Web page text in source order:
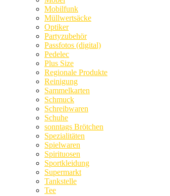
Mobilfunk
Müllwertsäcke
Optiker
Partyzubehör
Passfotos (digital)
Pedelec
Plus Size
Regionale Produkte
Reinigung
Sammelkarten
Schmuck
Schreibwaren
Schuhe
sonntags Brötchen
Spezialitäten
Spielwaren
Spirituosen
Sportkleidung
Supermarkt
Tankstelle
Tee